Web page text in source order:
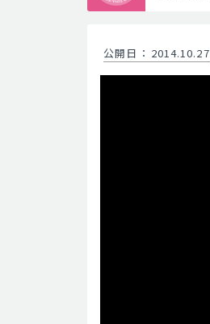
公開日 ： 2014.10.27